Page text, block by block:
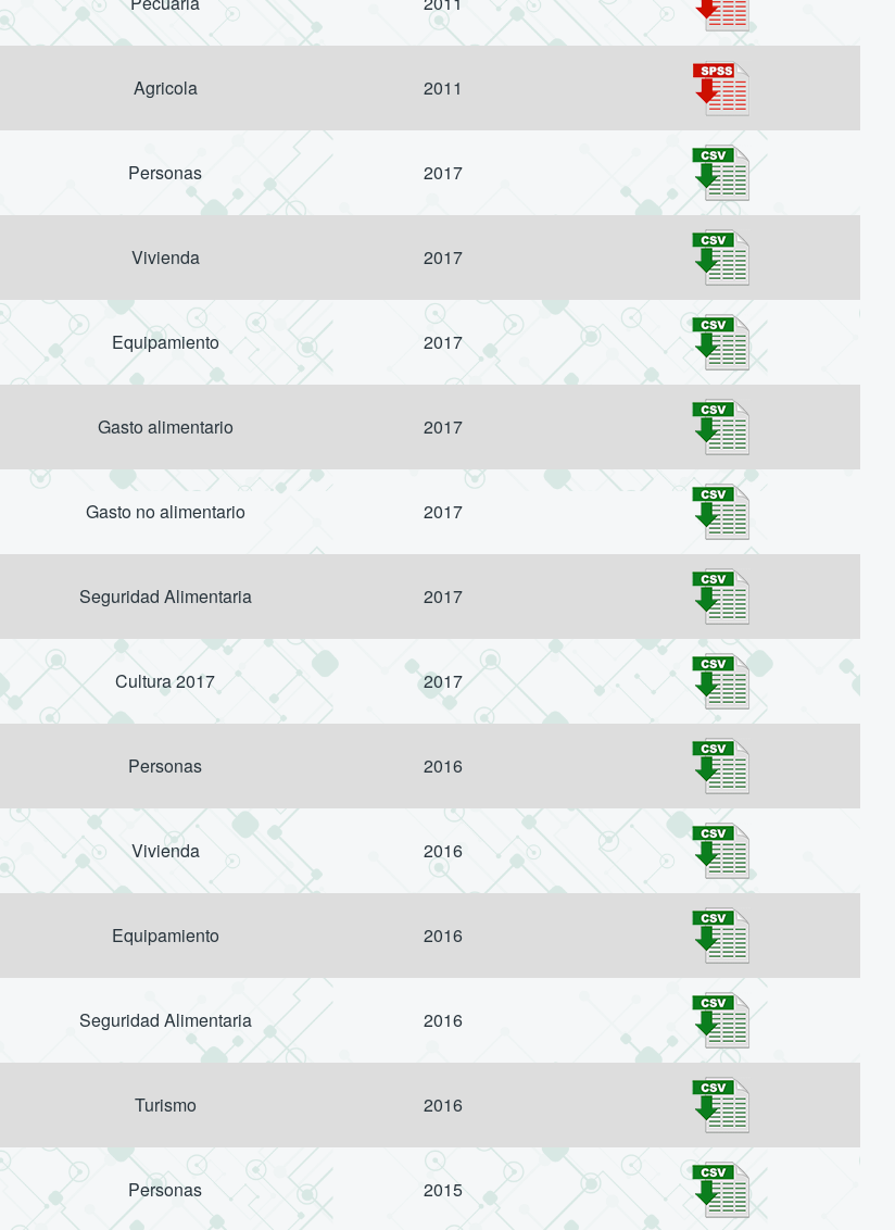
Agricola 2011
Personas 2017
Vivienda 2017
Equipamiento 2017
Gasto alimentario 2017
Gasto no alimentario 2017
Seguridad Alimentaria 2017
Cultura 2017 2017
Personas 2016
Vivienda 2016
Equipamiento 2016
Seguridad Alimentaria 2016
Turismo 2016
Personas 2015